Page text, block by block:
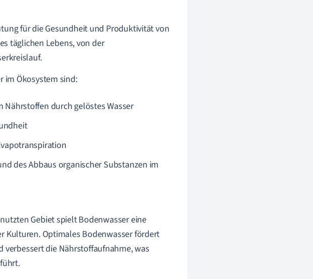
für die Gesundheit und Produktivität von
täglichen Lebens, von der
im Ökosystem sind:
durch gelöstes Wasser
des Abbaus organischer Substanzen im
Gebiet spielt Bodenwasser eine
Kulturen. Optimales Bodenwasser fördert
die Nährstoffaufnahme, was